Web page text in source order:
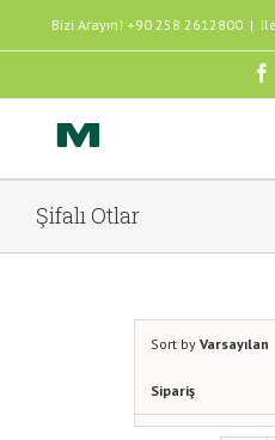
Bizi Arayın! +90 258 2612800 |
Şifalı Otlar
Sort by Varsayılan
Sipariş
Show 12 Products